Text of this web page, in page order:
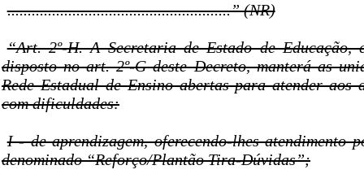
.......................................................” (NR)
“Art. 2º-H. A Secretaria de Estado de Educação,
disposto no art. 2º-G deste Decreto, manterá as
Rede Estadual de Ensino abertas para atender aos
com dificuldades:
I - de aprendizagem, oferecendo-lhes atendimento
denominado “Reforço/Plantão Tira-Dúvidas”;